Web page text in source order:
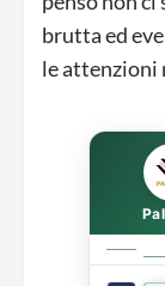
brutta ed
le attenzioni